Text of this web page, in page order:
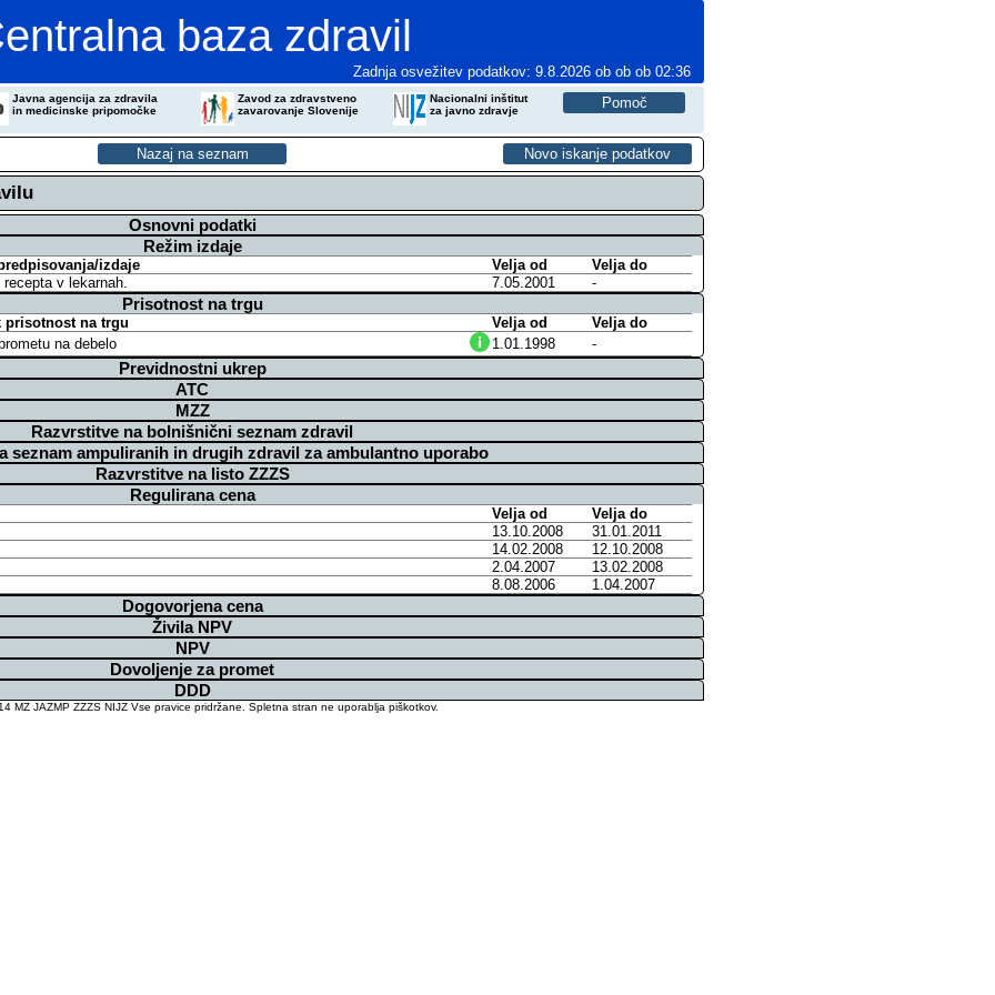
baza zdravil
Zadnja osvežitev podatkov: 9.8.2026 ob ob ob 02:36
Javna agencija za zdravila
in medicinske pripomočke
Zavod za zdravstveno
zavarovanje Slovenije
Nacionalni inštitut
za javno zdravje
Osnovni podatki
Režim izdaje
izdaje Velja od
Velja do
v lekarnah.
7.05.2001 -
Prisotnost na trgu
prisotnost na trgu Velja od
Velja do
na debelo
1.01.1998 -
Previdnostni ukrep
ATC
MZZ
Razvrstitve na bolnišnični seznam zdravil
seznam ampuliranih in drugih zdravil za ambulantno uporabo
Razvrstitve na listo ZZZS
Regulirana cena
Velja od
Velja do
13.10.2008
31.01.2011
14.02.2008
12.10.2008
2.04.2007
13.02.2008
8.08.2006
1.04.2007
Dogovorjena cena
Živila NPV
NPV
Dovoljenje za promet
DDD
MZ JAZMP ZZZS NIJZ Vse pravice pridržane. Spletna stran ne uporablja piškotkov.